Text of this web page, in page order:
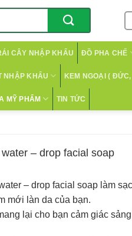
CÂY NHẬP KHẨU ĐỒ PHA CHẾ
NHẬP KHẨU KEM NGOẠI (
MỸ PHẨM TIN TỨC
– drop facial soap
– drop facial soap làm
mới làn da của bạn.
lại cho bạn cảm giác